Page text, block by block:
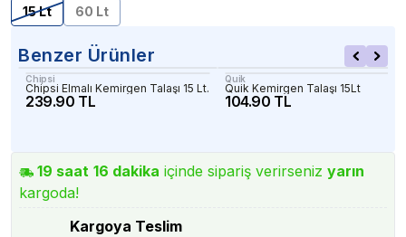
15 Lt
60 Lt
Benzer Ürünler
Chipsi
Chipsi Elmalı Kemirgen Talaşı 15 Lt.
239.90 TL
Quik
Quik Kemirgen Talaşı 15Lt
104.90 TL
19 saat 16 dakika içinde sipariş verirseniz yarın
kargoda!
Kargoya Teslim